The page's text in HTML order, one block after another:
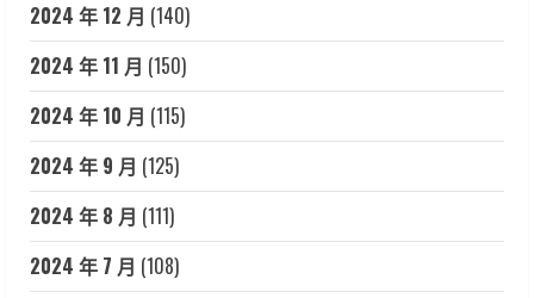
2024 年 12 月 (140)
2024 年 11 月 (150)
2024 年 10 月 (115)
2024 年 9 月 (125)
2024 年 8 月 (111)
2024 年 7 月 (108)